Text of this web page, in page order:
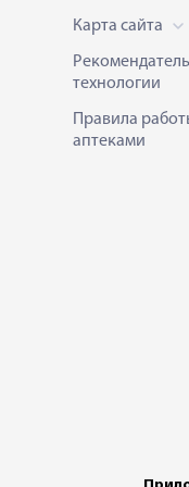
Карта сайта
технологии
Правила
аптеками